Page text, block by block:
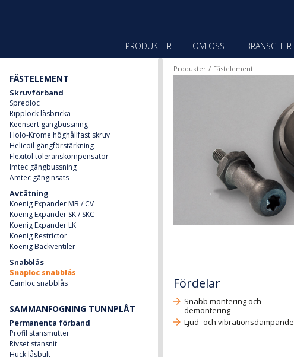
PRODUKTER OM OSS BRANSCHER
FÄSTELEMENT
Skruvförband
Spredloc
Ripplock låsbricka
Keensert gängbussning
Holo-Krome höghållfast skruv
Helicoil gängförstärkning
Flexitol toleranskompensator
Imtec gängbussning
Amtec gänginsats
Avtätning
Koenig Expander MB / CV
Koenig Expander SK / SKC
Koenig Expander LK
Koenig Restrictor
Koenig Backventiler
Snabblås
Snaploc snabblås
Camloc snabblås
SAMMANFOGNING TUNNPLÅT
Permanenta förband
Profil stansmutter
Rivset stansnit
Huck låsbult
Produkter Fästelement
Fördelar
Snabb montering och
demontering
Ljud- och vibrationsdämpande